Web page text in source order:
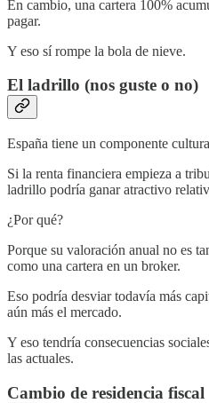
En cambio, una cartera 100%
pagar.
Y eso sí rompe la bola de nieve.
El ladrillo (nos guste o no)
España tiene un componente
Si la renta financiera empieza a
ladrillo podría ganar atractivo
¿Por qué?
Porque su valoración anual no es
como una cartera en un broker.
Eso podría desviar todavía más
aún más el mercado.
Y eso tendría consecuencias
las actuales.
Cambio de residencia fiscal